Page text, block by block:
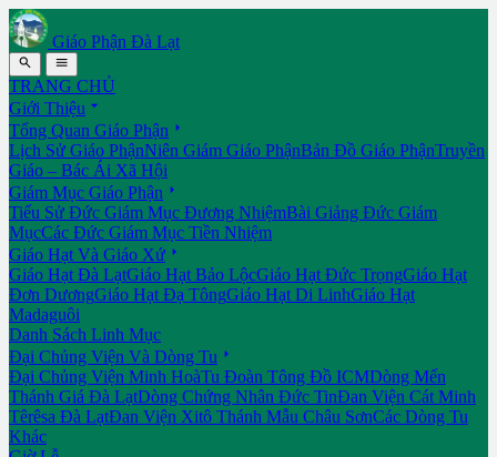
Giáo Phận Đà Lạt
 
TRANG CHỦ
Giới Thiệu 
Tổng Quan Giáo Phận 
Lịch Sử Giáo PhậnNiên Giám Giáo PhậnBản Đồ Giáo PhậnTruyền
Giáo – Bác Ái Xã Hội
Giám Mục Giáo Phận 
Tiểu Sử Đức Giám Mục Đương NhiệmBài Giảng Đức Giám
MụcCác Đức Giám Mục Tiền Nhiệm
Giáo Hạt Và Giáo Xứ 
Giáo Hạt Đà LạtGiáo Hạt Bảo LộcGiáo Hạt Đức TrọngGiáo Hạt
Đơn DươngGiáo Hạt Đạ TôngGiáo Hạt Di LinhGiáo Hạt
Madaguôi
Danh Sách Linh Mục
Đại Chủng Viện Và Dòng Tu 
Đại Chủng Viện Minh HoàTu Đoàn Tông Đồ ICMDòng Mến
Thánh Giá Đà LạtDòng Chứng Nhân Đức TinĐan Viện Cát Minh
Têrêsa Đà LạtĐan Viện Xitô Thánh Mẫu Châu SơnCác Dòng Tu
Khác